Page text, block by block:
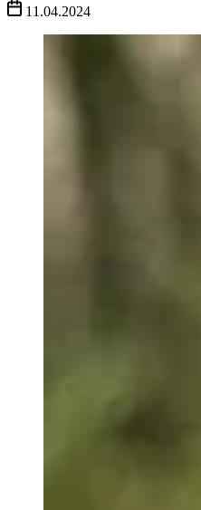
11.04.2024